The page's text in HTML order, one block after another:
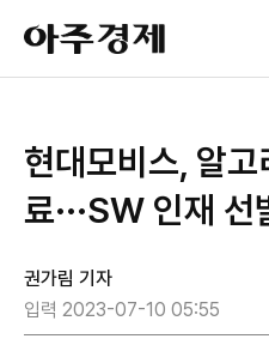
아
주
경
현대모비스, 알
료···SW 인재 선
권가림 기자
입력 2023-07-10 05:55